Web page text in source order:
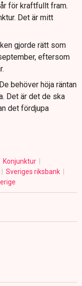
för kraftfullt fram.
Det är mitt
gjorde rätt som
eftersom
behöver höja räntan
Det är det de ska
det fördjupa
Konjunktur
Sveriges riksbank